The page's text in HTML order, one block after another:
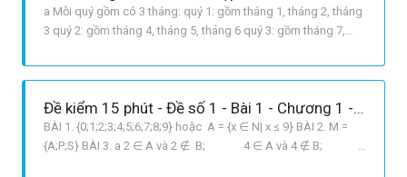
a Mỗi quý gồm có 3 tháng: quý 1: gồm tháng 1, tháng 2, tháng
3 quý 2: gồm tháng 4, tháng 5, tháng 6 quý 3: gồm tháng 7,
Hướng dẫn: Các em hãy viết các tháng trong năm theo thứ tự
t
Đề kiểm 15 phút - Đề số 1 - Bài 1 - Chương 1 - Đại số 6
BÀI 1. {0;1;2;3;4;5;6;7;8;9} hoặc A = {x ∈ N| x ≤ 9} BÀI 2. M =
{A;P;S} BÀI 3. a 2 ∈ A và 2 ∉ B; 4 ∈ A và 4 ∉ B;